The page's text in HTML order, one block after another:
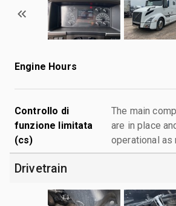
Engine Hours
Controllo di
funzione limitata
(cs)
The main
are in place
operational as
Drivetrain